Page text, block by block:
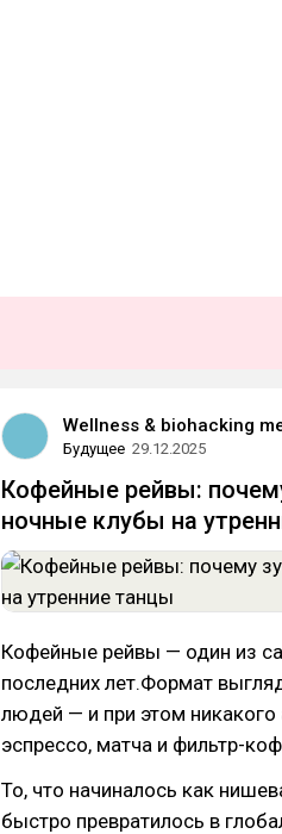
Wellness & biohacking
Будущее 29.12.2025
Кофейные рейвы:
ночные клубы на
Кофейные рейвы — один из
последних лет.Формат
людей — и при этом
эспрессо, матча и фильтр-
То, что начиналось как
быстро превратилось в